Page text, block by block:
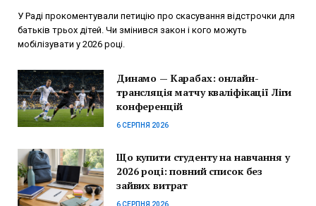
У Раді прокоментували петицію про скасування відстрочки для
батьків трьох дітей. Чи змінився закон і кого можуть
мобілізувати у 2026 році.
Динамо — Карабах: онлайн-
трансляція матчу кваліфікації Ліги
конференцій
6 СЕРПНЯ 2026
Що купити студенту на навчання у
2026 році: повний список без
зайвих витрат
6 СЕРПНЯ 2026